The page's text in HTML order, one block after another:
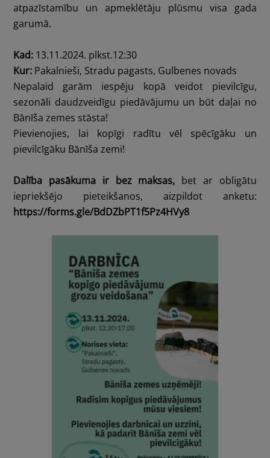
atpazīstamību un apmeklētāju plūsmu visa gada
garumā.
Kad: 13.11.2024. plkst.12:30
Kur: Pakalnieši, Stradu pagasts, Gulbenes novads
Nepalaid garām iespēju kopā veidot pievilcīgu,
sezonāli daudzveidīgu piedāvājumu un būt daļai no
Bānīša zemes stāsta!
Pievienojies, lai kopīgi radītu vēl spēcīgāku un
pievilcīgāku Bānīša zemi!
Dalība pasākuma ir bez maksas, bet ar obligātu
iepriekšējo pieteikšanos, aizpildot anketu:
https://forms.gle/BdDZbPT1f5Pz4HVy8